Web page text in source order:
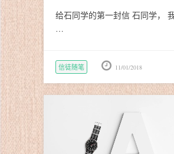
给石同学的第一封信 石同学，
…
信徒随笔 11/01/2018